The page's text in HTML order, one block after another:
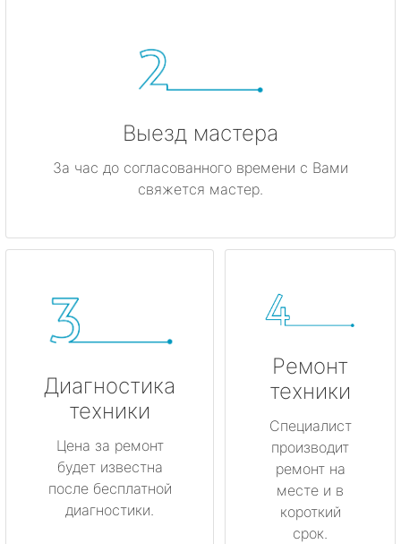
Выезд мастера
За час до согласованного времени с Вами
свяжется мастер.
Диагностика
техники
Цена за ремонт
будет известна
после бесплатной
диагностики.
Ремонт
техники
Специалист
производит
ремонт на
месте и в
короткий
срок.